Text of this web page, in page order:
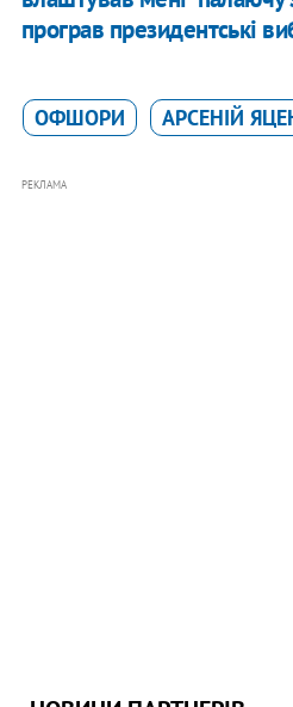
програв президентські
ОФШОРИ АРСЕНІЙ
РЕКЛАМА